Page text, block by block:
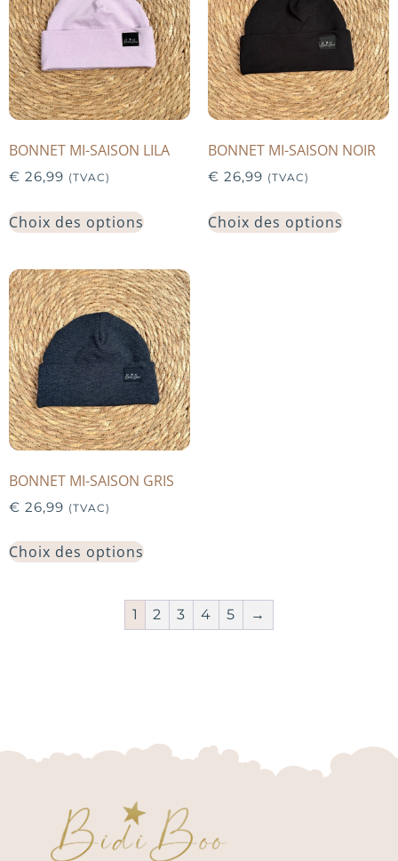
BONNET MI-SAISON LILA
€ 26,99 (TVAC)
Choix des options
BONNET MI-SAISON NOIR
€ 26,99 (TVAC)
Choix des options
BONNET MI-SAISON GRIS
€ 26,99 (TVAC)
Choix des options
1 2 3 4 5 →